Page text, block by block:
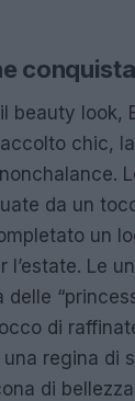
conquista
beauty look,
chic,
da un
un
l’estate. Le
di
regina di
di